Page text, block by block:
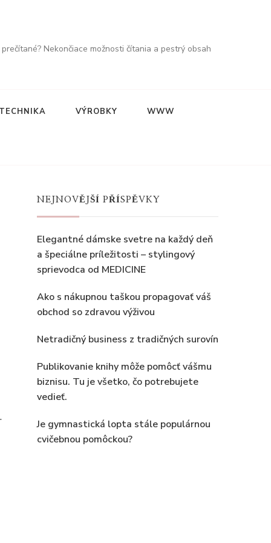
Nekončiace možnosti čítania a pestrý obsah
VÝROBKY WWW
NEJNOVĚJŠÍ PŘÍSPĚVKY
Elegantné dámske svetre na každý deň
a špeciálne príležitosti – stylingový
sprievodca od MEDICINE
Ako s nákupnou taškou propagovať váš
obchod so zdravou výživou
Netradičný business z tradičných surovín
Publikovanie knihy môže pomôcť vášmu
biznisu. Tu je všetko, čo potrebujete
vedieť.
Je gymnastická lopta stále populárnou
cvičebnou pomôckou?